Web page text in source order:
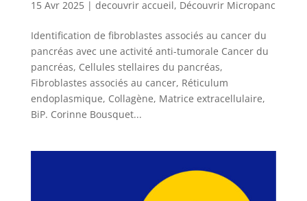
15 Avr 2025| decouvrir accueil, Découvrir Micropanc
Identification de fibroblastes associés au cancer du
pancréas avec une activité anti-tumorale Cancer du
pancréas, Cellules stellaires du pancréas,
Fibroblastes associés au cancer, Réticulum
endoplasmique, Collagène, Matrice extracellulaire,
BiP. Corinne Bousquet...